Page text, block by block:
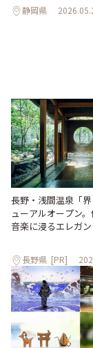
静岡県
長野・浅間温泉「
ューアルオープン
音楽に浸るエレガ
長野県 [PR]